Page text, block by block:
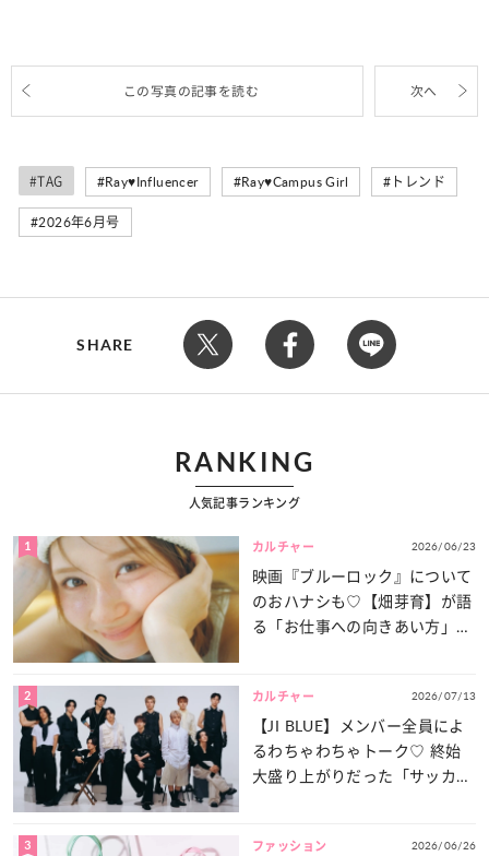
この写真の記事を読む 次へ
#TAG Ray♥Influencer Ray♥Campus Girl トレンド
2026年6月号
SHARE
RANKING
人気記事ランキング
1 カルチャー 2026/06/23
映画『ブルーロック』について
のおハナシも♡【畑芽育】が語
る「お仕事への向きあい方」と
2 カルチャー 2026/07/13
【JI BLUE】メンバー全員によ
るわちゃわちゃトーク♡ 終始
大盛り上がりだった「サッカー
3 ファッション 2026/06/26